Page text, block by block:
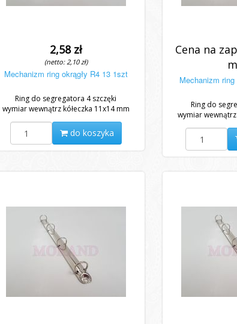
2,58 zł
(netto: 2,10 zł)
Mechanizm ring okrągły R4 13 1szt
Ring do segregatora 4 szczęki
wymiar wewnątrz kółeczka 11x14 mm
do koszyka
Cena na
Mechanizm
Ring do
wymiar